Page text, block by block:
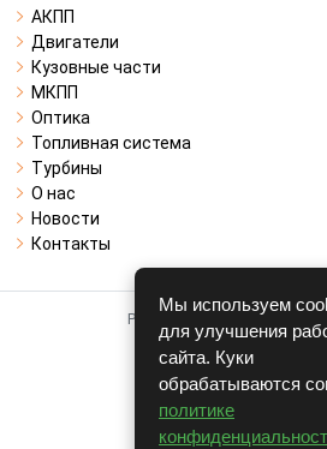
АКПП
Двигатели
Кузовные части
МКПП
Оптика
Топливная система
Турбины
О нас
Новости
Контакты
Работает на системе для
CARRO.
Полная
© COPYRIGHT
v1.1.24
Мы используем
для улучшения
сайта. Куки
обрабатываются
политике